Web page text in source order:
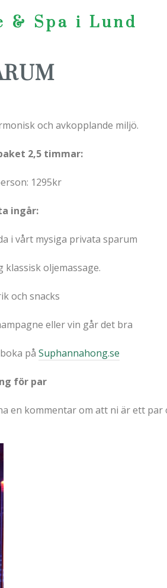
& Spa i Lund
och avkopplande miljö.
2,5 timmar:
1295kr
ingår:
i vårt mysiga privata sparum
oljemassage.
och snacks
eller vin går det bra
på Suphannahong.se
för par
en kommentar om att ni är ett par